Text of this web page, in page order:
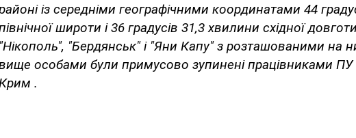
із середніми географічними координатами 44
широти і 36 градусів 31,3 хвилини східної
"Нікополь", "Бердянськ" і "Яни Капу" з розташованими на
особами були примусово зупинені працівниками ПУ
.